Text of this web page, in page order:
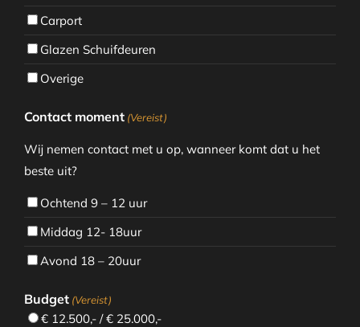
Carport
Glazen Schuifdeuren
Overige
Contact moment (Vereist)
Wij nemen contact met u op, wanneer komt dat u het
beste uit?
Ochtend 9 – 12 uur
Middag 12- 18uur
Avond 18 – 20uur
Budget (Vereist)
€ 12.500,- / € 25.000,-